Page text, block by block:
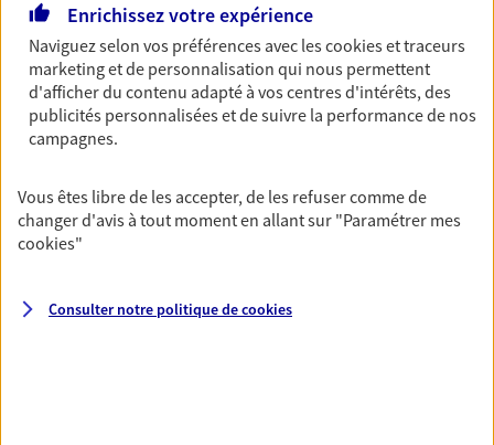
OBTENIR UN TARIF EN LIGNE
Multirisque Entreprise
Gagnez en simplicité et en sérénité avec votre
unique pour protéger vos locaux, matériels pro,
équipements et stocks… sans oublier votre
responsabilité civile.
DEMANDER UN DEVIS
Enrichissez votre expérience
Naviguez selon vos préférences avec lescookies et traceurs
marketing et de personnalisation qui nous permettent
d'afficher du contenu adapté à vos centres d'intérêts, des
publicités personnalisées et de suivre la performance de nos
campagnes.
Vous êtes libre de les accepter, de les refuser comme de
changer d'avis à tout moment en allant sur "Paramétrer mes
cookies"
Consulter notre politique decookies